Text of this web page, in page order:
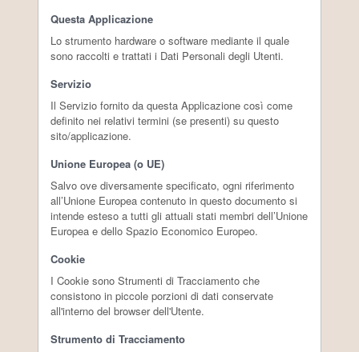
Questa Applicazione
Lo strumento hardware o software mediante il quale
sono raccolti e trattati i Dati Personali degli Utenti.
Servizio
Il Servizio fornito da questa Applicazione così come
definito nei relativi termini (se presenti) su questo
sito/applicazione.
Unione Europea (o UE)
Salvo ove diversamente specificato, ogni riferimento
all’Unione Europea contenuto in questo documento si
intende esteso a tutti gli attuali stati membri dell’Unione
Europea e dello Spazio Economico Europeo.
Cookie
I Cookie sono Strumenti di Tracciamento che
consistono in piccole porzioni di dati conservate
all'interno del browser dell'Utente.
Strumento di Tracciamento